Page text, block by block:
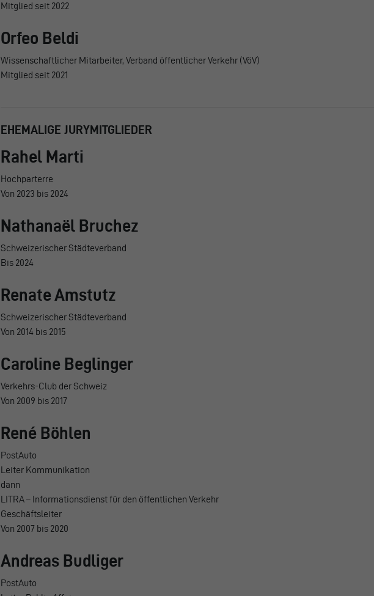
Mitglied seit 2022
Orfeo Beldi
Wissenschaftlicher Mitarbeiter, Verband öffentlicher Verkehr (VöV)
Mitglied seit 2021
EHEMALIGE JURYMITGLIEDER
Rahel Marti
Hochparterre
Von 2023 bis 2024
Nathanaël Bruchez
Schweizerischer Städteverband
Bis 2024
Renate Amstutz
Schweizerischer Städteverband
Von 2014 bis 2015
Caroline Beglinger
Verkehrs-Club der Schweiz
Von 2009 bis 2017
René Böhlen
PostAuto
Leiter Kommunikation
dann
LITRA – Informationsdienst für den öffentlichen Verkehr
Geschäftsleiter
Von 2007 bis 2020
Andreas Budliger
PostAuto